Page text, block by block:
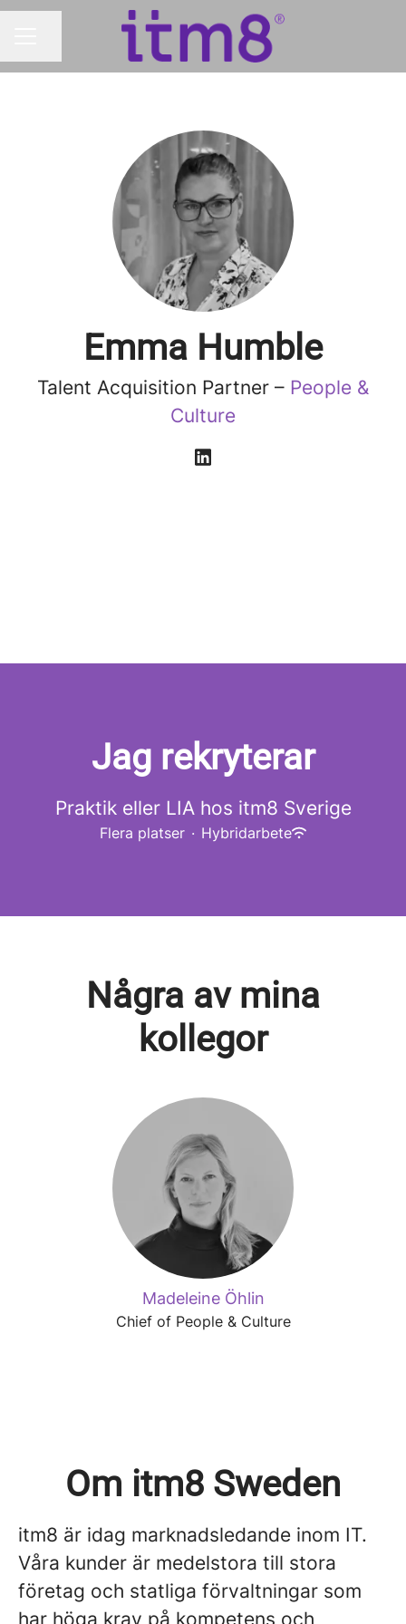
Emma Humble
Talent Acquisition Partner – People &
Culture
Jag rekryterar
Praktik eller LIA hos itm8 Sverige
Flera platser · Hybridarbete
Några av mina
kollegor
Madeleine Öhlin
Chief of People & Culture
Om itm8 Sweden
itm8 är idag marknadsledande inom IT.
Våra kunder är medelstora till stora
företag och statliga förvaltningar som
har höga krav på kompetens och